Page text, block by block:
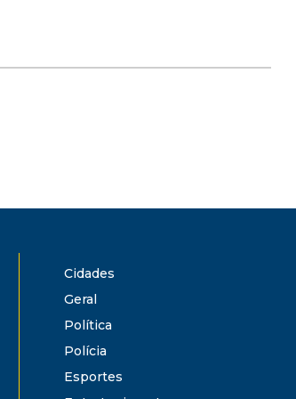
Cidades
Geral
Política
Polícia
Esportes